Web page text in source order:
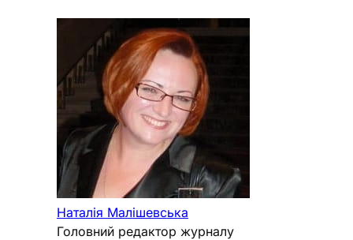
Наталія Малішевська
Головний редактор журналу